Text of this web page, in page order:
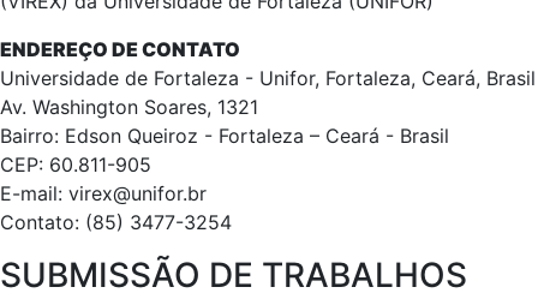
ENDEREÇO DE CONTATO
Universidade de Fortaleza - Unifor, Fortaleza, Ceará, Brasil
Av. Washington Soares, 1321
Bairro: Edson Queiroz - Fortaleza – Ceará - Brasil
CEP: 60.811-905
E-mail: virex@unifor.br
Contato: (85) 3477-3254
SUBMISSÃO DE TRABALHOS